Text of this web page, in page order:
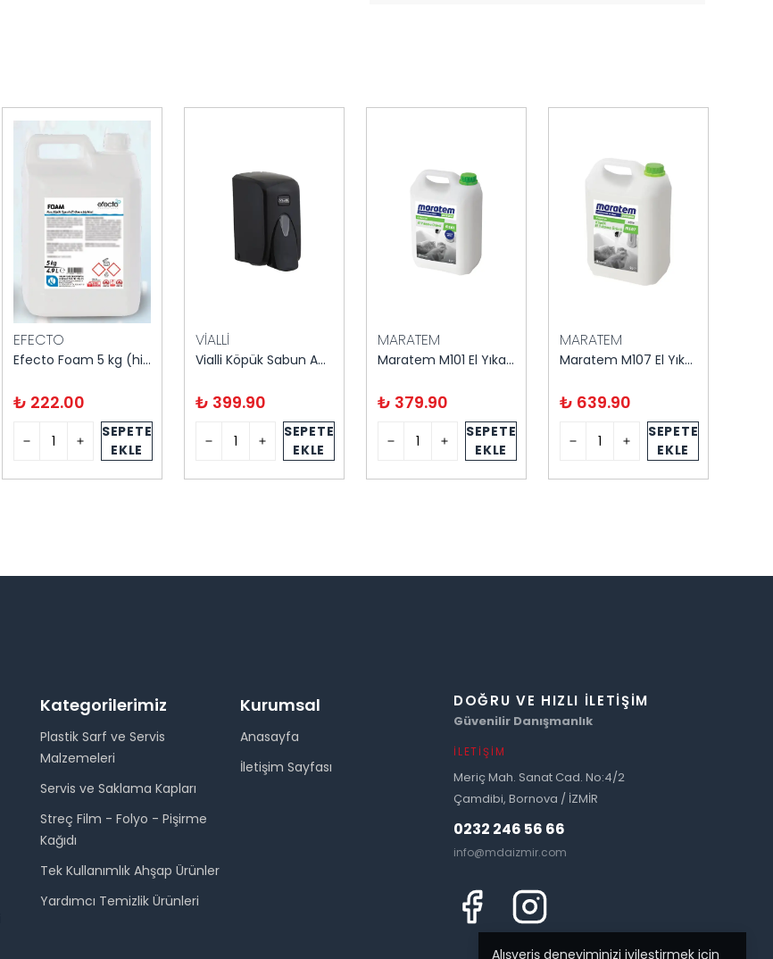
Alışveriş deneyiminizi iyileştirmek için
EFECTO
Efecto Foam 5 kg (hij. Köp. Sabun)
₺ 222.00
SEPETE
EKLE
VİALLİ
Vialli Köpük Sabun Aparatı 500 ml
₺ 399.90
SEPETE
EKLE
MARATEM
Maratem M101 El Yıkama Ürünü Sedefli Beyaz 5 Litre
₺ 379.90
SEPETE
EKLE
MARATEM
Maratem M107 El Yıkama Köpüğü 5 Litre
₺ 639.90
SEPETE
EKLE
Kategorilerimiz
Plastik Sarf ve Servis
Malzemeleri
Servis ve Saklama Kapları
Streç Film - Folyo - Pişirme
Kağıdı
Tek Kullanımlık Ahşap Ürünler
Yardımcı Temizlik Ürünleri
Kurumsal
Anasayfa
İletişim Sayfası
DOĞRU VE HIZLI İLETIŞIM
Güvenilir Danışmanlık
İLETIŞIM
Meriç Mah. Sanat Cad. No:4/2
Çamdibi, Bornova / İZMİR
0232 246 56 66
info@mdaizmir.com